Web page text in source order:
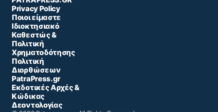
Privacy Policy
Ποιοι είμαστε
Ιδιοκτησιακό
Καθεστώς &
Πολιτική
Χρηματοδότησης
Πολιτική
Διορθώσεων
PatraPress.gr
Εκδοτικές Αρχές &
Κώδικας
Δεοντολογίας